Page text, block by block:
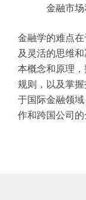
金融市场
金融学的难点
及灵活的思维
本概念和原理
规则，以及掌
于国际金融领
作和跨国公司的